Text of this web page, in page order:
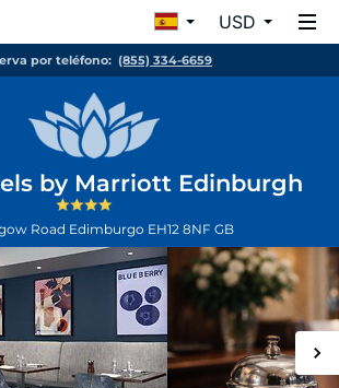
USD
por teléfono: (855) 334-6659
by Marriott Edinburgh
Road Edimburgo EH12 8NF GB